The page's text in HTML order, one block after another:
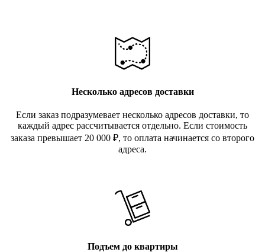
Несколько адресов доставки
Если заказ подразумевает несколько адресов доставки, то
каждый адрес рассчитывается отдельно. Если стоимость
заказа превышает 20 000 ₽, то оплата начинается со второго
адреса.
Подъем до квартиры